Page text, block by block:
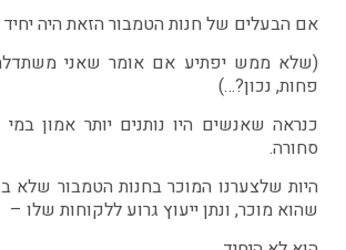
אם הבעלים של חנות הטמבור הזאת היה יחיד
(שלא ממש יפתיע אם אומר שאני
פחות, נכון?…)
כנראה שאנשים היו נותנים יותר אמון
סחורה.
היות שלצערנו המוכר בחנות הטמבור שלא
שהוא מוכר, ונתן ייעוץ גרוע ללקוחות שלו –